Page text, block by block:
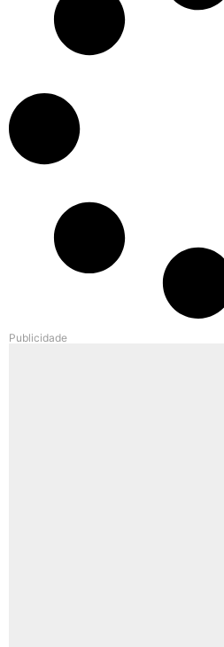
Publicidade